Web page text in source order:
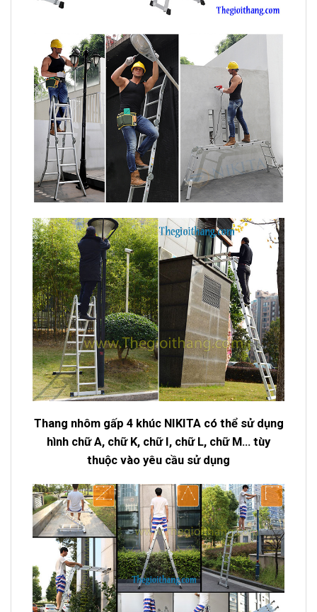
Thang nhôm gấp 4 khúc NIKITA có thể sử dụng
hình chữ A, chữ K, chữ I, chữ L, chữ M… tùy
thuộc vào yêu cầu sử dụng